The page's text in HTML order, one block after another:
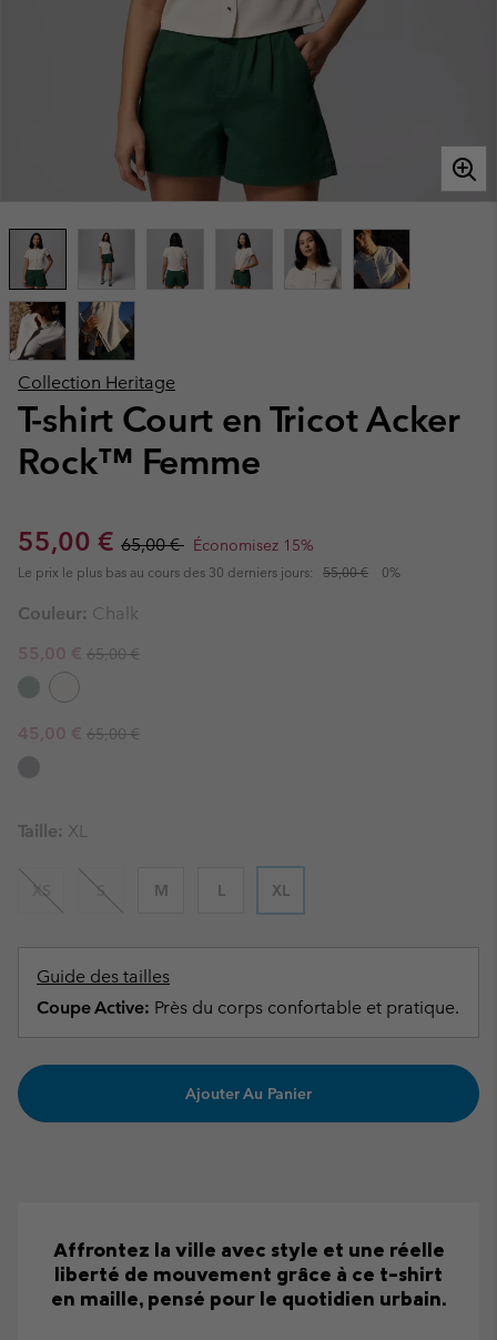
Collection Heritage
T-shirt Court en Tricot Acker
Rock™ Femme
Sale price:
55,00 € Regular price:
65,00 € Économisez 15%
Le prix le plus bas au cours des 30 derniers jours: 55,00 € 0%
Couleur: Chalk
Sale price:
55,00 € Regular price:
65,00 €
Sale price:
45,00 € Regular price:
65,00 €
Taille: XL
XS S M L XL
Guide des tailles
Coupe Active: Près du corps confortable et pratique.
Ajouter Au Panier
Affrontez la ville avec style et une réelle
liberté de mouvement grâce à ce t-shirt
en maille, pensé pour le quotidien urbain.